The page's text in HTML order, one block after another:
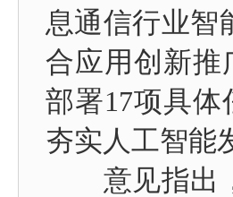
息通信行业智
合应用创新推
部署17项具
夯实人工智能
意见指出，